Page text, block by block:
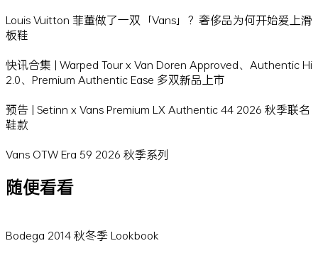
Louis Vuitton 菲董做了一双「Vans」？奢侈品为何开始爱上滑
板鞋
快讯合集 | Warped Tour x Van Doren Approved、Authentic Hi
2.0、Premium Authentic Ease 多双新品上市
预告 | Setinn x Vans Premium LX Authentic 44 2026 秋季联名
鞋款
Vans OTW Era 59 2026 秋季系列
随便看看
Bodega 2014 秋冬季 Lookbook